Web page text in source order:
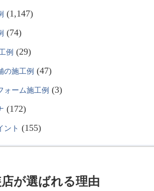
(1,147)
(74)
例 (29)
の施工例 (47)
ォーム施工例 (3)
(172)
ント (155)
が選ばれる理由